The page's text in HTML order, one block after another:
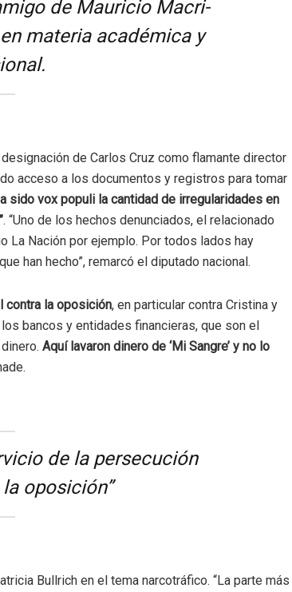
de Mauricio Macri-
materia académica y
de Carlos Cruz como flamante director
acceso a los documentos y registros para tomar
sido vox populi la cantidad de irregularidades en
. “Uno de los hechos denunciados, el relacionado
La Nación por ejemplo. Por todos lados hay
han hecho”, remarcó el diputado nacional.
contra la oposición, en particular contra Cristina y
bancos y entidades financieras, que son el
Aquí lavaron dinero de ‘Mi Sangre’ y no lo
de la persecución
oposición”
Bullrich en el tema narcotráfico. “La parte más